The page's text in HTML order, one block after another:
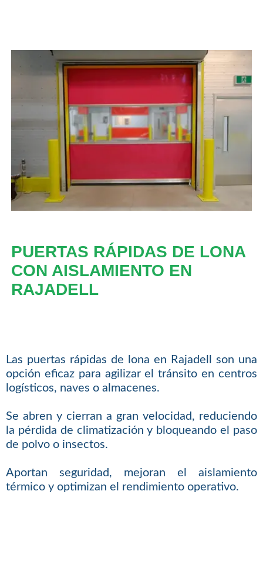
PUERTAS RÁPIDAS DE LONA
CON AISLAMIENTO EN
RAJADELL
Las puertas rápidas de lona en Rajadell son una
opción eficaz para agilizar el tránsito en centros
logísticos, naves o almacenes.
Se abren y cierran a gran velocidad, reduciendo
la pérdida de climatización y bloqueando el paso
de polvo o insectos.
Aportan seguridad, mejoran el aislamiento
térmico y optimizan el rendimiento operativo.